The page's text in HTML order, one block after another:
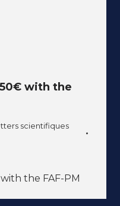
with the
scientifiques
the FAF-PM